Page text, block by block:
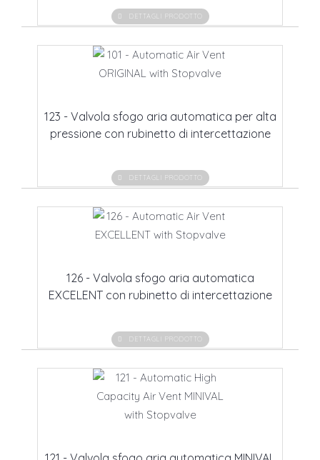
DETTAGLI PRODOTTO
123 - Valvola sfogo aria automatica per alta
pressione con rubinetto di intercettazione
DETTAGLI PRODOTTO
126 - Valvola sfogo aria automatica
EXCELENT con rubinetto di intercettazione
DETTAGLI PRODOTTO